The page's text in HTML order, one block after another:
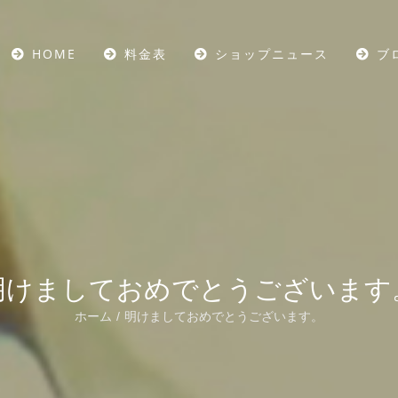
HOME 料金表 ショップニュース ブ
けましておめでとうございます
ホーム 明けましておめでとうございます。